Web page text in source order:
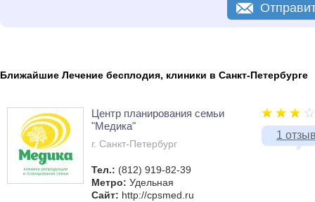
Ближайшие Лечение бесплодия, клиники в Санкт-Петербурге
1
Центр планирования семьи
"Медика"
г. Санкт-Петербург
Тел.: (812) 919-82-39
Метро: Удельная
Сайт: http://cpsmed.ru